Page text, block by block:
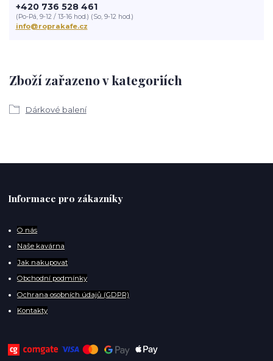
Zboží zařazeno v kategoriích
Dárkové balení
+420 736 528 461
(Po-Pá, 9-12 / 13-16 hod.) (So, 9-12 hod.)
info@roprakafe.cz
Informace pro zákazníky
O nás
Naše kavárna
Jak nakupovat
Obchodní podmínky
Ochrana osobních údajů (GDPR)
Kontakty